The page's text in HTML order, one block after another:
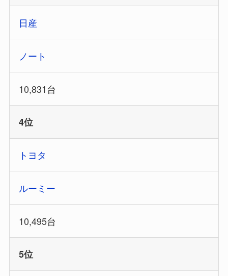
日産
ノート
10,831台
4位
トヨタ
ルーミー
10,495台
5位